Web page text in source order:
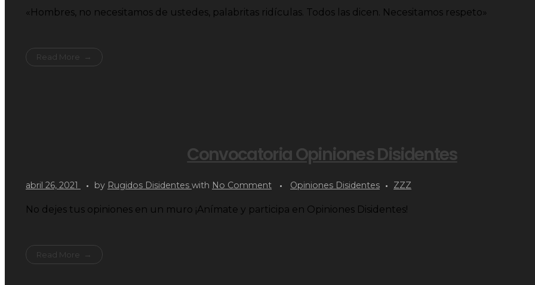
«Hombres, no necesitamos de ustedes, palabritas ridículas. Todos las dicen. Necesitamos respeto»
Read More
Convocatoria Opiniones Disidentes
abril 26, 2021 by Rugidos Disidentes with No Comment Opiniones Disidentes ZZZ
No dejes tus opiniones en un muro ¡Anímate y participa en Opiniones Disidentes!
Read More